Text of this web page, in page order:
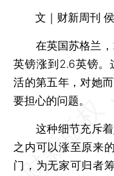
文｜财新周刊
在英国苏格兰，2
英镑涨到2.6英镑。
活的第五年，对她
要担心的问题。
这种细节充斥着
之内可以涨至原来
门，为无家可归者